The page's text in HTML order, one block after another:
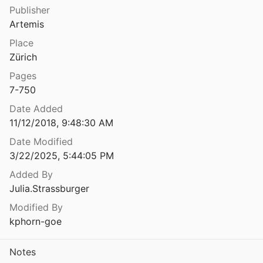
(2 Bände)
Eine Auswahl
Publisher
Artemis
Place
Zürich
Pages
7-750
Date Added
11/12/2018, 9:48:30 AM
Date Modified
3/22/2025, 5:44:05 PM
Added By
Julia.Strassburger
Modified By
kphorn-goe
Notes